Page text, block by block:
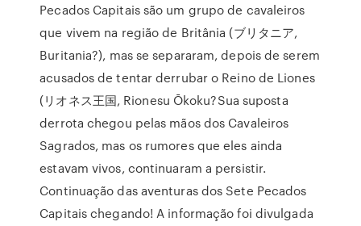
Pecados Capitais são um grupo de cavaleiros
que vivem na região de Britânia (ブリタニア,
Buritania?), mas se separaram, depois de serem
acusados de tentar derrubar o Reino de Liones
(リオネス王国, Rionesu Ōkoku?Sua suposta
derrota chegou pelas mãos dos Cavaleiros
Sagrados, mas os rumores que eles ainda
estavam vivos, continuaram a persistir.
Continuação das aventuras dos Sete Pecados
Capitais chegando! A informação foi divulgada